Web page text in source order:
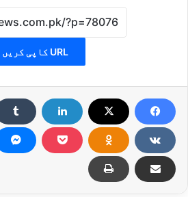
URL کاپی کریں